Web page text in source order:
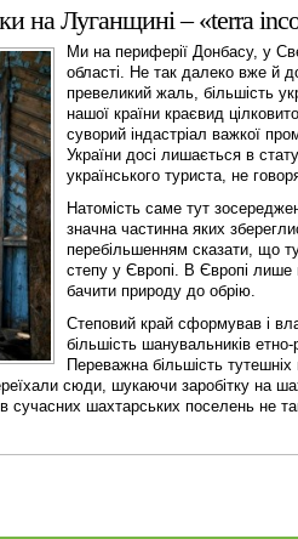
на Луганщині – «terra
Ми на периферії Донбасу, у
області. Не так далеко вже й
превеликий жаль, більшість
нашої країни краєвид
суворий індастріал важкої
України досі лишається в
українського туриста, не
Натомість саме тут
значна частинна яких
перебільшенням сказати, що
степу у Європі. В Європі
бачити природу до обрію.
Степовий край сформував і
більшість шанувальників
Переважна більшість
сюди, шукаючи заробітку на
сучасних шахтарських поселень не